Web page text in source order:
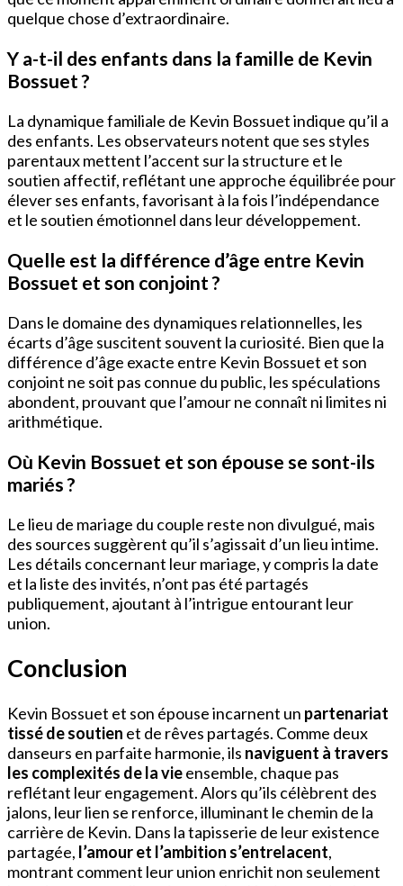
quelque chose d’extraordinaire.
Y a-t-il des enfants dans la famille de Kevin
Bossuet ?
La dynamique familiale de Kevin Bossuet indique qu’il a
des enfants. Les observateurs notent que ses styles
parentaux mettent l’accent sur la structure et le
soutien affectif, reflétant une approche équilibrée pour
élever ses enfants, favorisant à la fois l’indépendance
et le soutien émotionnel dans leur développement.
Quelle est la différence d’âge entre Kevin
Bossuet et son conjoint ?
Dans le domaine des dynamiques relationnelles, les
écarts d’âge suscitent souvent la curiosité. Bien que la
différence d’âge exacte entre Kevin Bossuet et son
conjoint ne soit pas connue du public, les spéculations
abondent, prouvant que l’amour ne connaît ni limites ni
arithmétique.
Où Kevin Bossuet et son épouse se sont-ils
mariés ?
Le lieu de mariage du couple reste non divulgué, mais
des sources suggèrent qu’il s’agissait d’un lieu intime.
Les détails concernant leur mariage, y compris la date
et la liste des invités, n’ont pas été partagés
publiquement, ajoutant à l’intrigue entourant leur
union.
Conclusion
Kevin Bossuet et son épouse incarnent un partenariat
tissé de soutien et de rêves partagés. Comme deux
danseurs en parfaite harmonie, ils naviguent à travers
les complexités de la vieensemble, chaque pas
reflétant leur engagement. Alors qu’ils célèbrent des
jalons, leur lien se renforce, illuminant le chemin de la
carrière de Kevin. Dans la tapisserie de leur existence
partagée, l’amour et l’ambition s’entrelacent,
montrant comment leur union enrichit non seulement